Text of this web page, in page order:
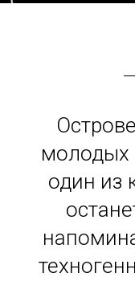
молодых
один из